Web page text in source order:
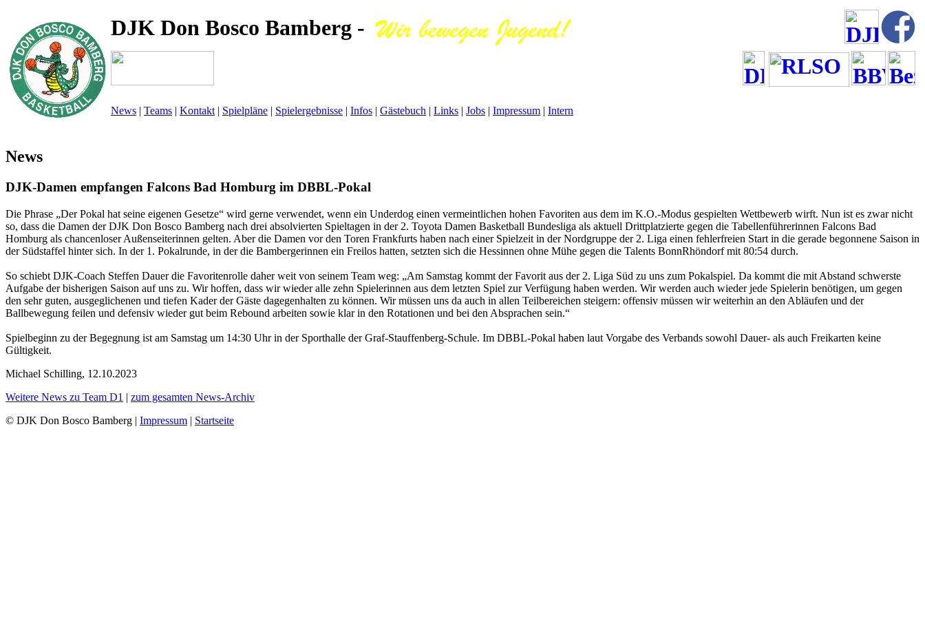
DJK Don Bosco Bamberg -
News | Teams | Kontakt | Spielpläne | Spielergebnisse | Infos | Gästebuch | Links | Jobs | Impressum | Intern
News
DJK-Damen empfangen Falcons Bad Homburg im DBBL-Pokal
Die Phrase „Der Pokal hat seine eigenen Gesetze“ wird gerne verwendet, wenn ein Underdog einen vermeintlichen hohen Favoriten aus dem im K.O.-Modus gespielten Wettbewerb wirft. Nun ist es zwar nicht
so, dass die Damen der DJK Don Bosco Bamberg nach drei absolvierten Spieltagen in der 2. Toyota Damen Basketball Bundesliga als aktuell Drittplatzierte gegen die Tabellenführerinnen Falcons Bad
Homburg als chancenloser Außenseiterinnen gelten. Aber die Damen vor den Toren Frankfurts haben nach einer Spielzeit in der Nordgruppe der 2. Liga einen fehlerfreien Start in die gerade begonnene Saison in
der Südstaffel hinter sich. In der 1. Pokalrunde, in der die Bambergerinnen ein Freilos hatten, setzten sich die Hessinnen ohne Mühe gegen die Talents BonnRhöndorf mit 80:54 durch.
So schiebt DJK-Coach Steffen Dauer die Favoritenrolle daher weit von seinem Team weg: „Am Samstag kommt der Favorit aus der 2. Liga Süd zu uns zum Pokalspiel. Da kommt die mit Abstand schwerste
Aufgabe der bisherigen Saison auf uns zu. Wir hoffen, dass wir wieder alle zehn Spielerinnen aus dem letzten Spiel zur Verfügung haben werden. Wir werden auch wieder jede Spielerin benötigen, um gegen
den sehr guten, ausgeglichenen und tiefen Kader der Gäste dagegenhalten zu können. Wir müssen uns da auch in allen Teilbereichen steigern: offensiv müssen wir weiterhin an den Abläufen und der
Ballbewegung feilen und defensiv wieder gut beim Rebound arbeiten sowie klar in den Rotationen und bei den Absprachen sein.“
Spielbeginn zu der Begegnung ist am Samstag um 14:30 Uhr in der Sporthalle der Graf-Stauffenberg-Schule. Im DBBL-Pokal haben laut Vorgabe des Verbands sowohl Dauer- als auch Freikarten keine
Gültigkeit.
Michael Schilling, 12.10.2023
Weitere News zu Team D1 | zum gesamten News-Archiv
© DJK Don Bosco Bamberg | Impressum | Startseite